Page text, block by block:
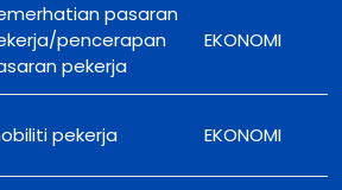
pasaran
pencerapan
pekerja
EKONOMI
pekerja EKONOMI